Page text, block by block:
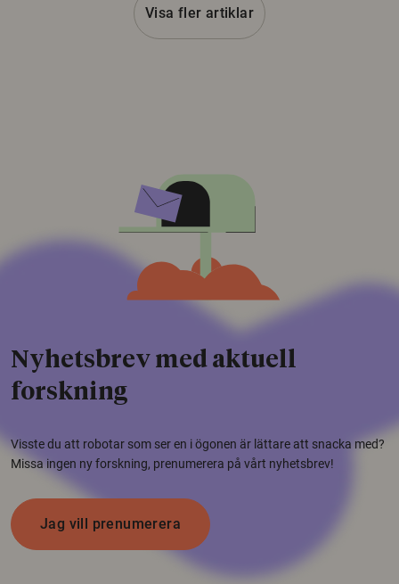
Visa fler artiklar
Nyhetsbrev med aktuell
forskning
Visste du att robotar som ser en i ögonen är lättare att snacka med?
Missa ingen ny forskning, prenumerera på vårt nyhetsbrev!
Jag vill prenumerera